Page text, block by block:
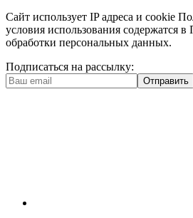
Сайт использует IP адреса и cookie
условия использования содержатся
обработки персональных данных.
Подписаться на рассылку:
Отправить